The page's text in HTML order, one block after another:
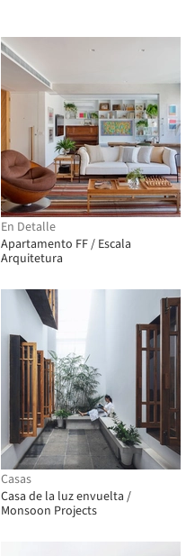
En Detalle
Apartamento FF / Escala
Arquitetura
Casas
Casa de la luz envuelta /
Monsoon Projects